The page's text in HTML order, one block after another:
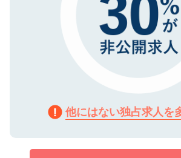
他にはない独占求人を